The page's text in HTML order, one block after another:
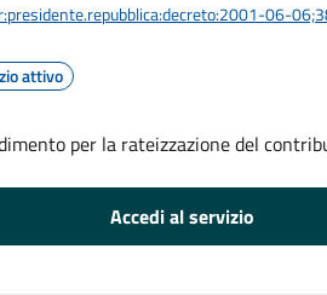
06-
attivo
per la rateizzazione del
Accedi al servizio